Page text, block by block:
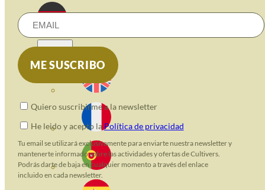
Quiero suscribirme a la newsletter
He leido y acepto la Política de privacidad
Tu email se utilizará exclusivamente para enviarte nuestra newsletter y
mantenerte informado sobre las actividades y ofertas de Cultivers.
Podrás darte de baja en cualquier momento a través del enlace
incluido en cada newsletter.